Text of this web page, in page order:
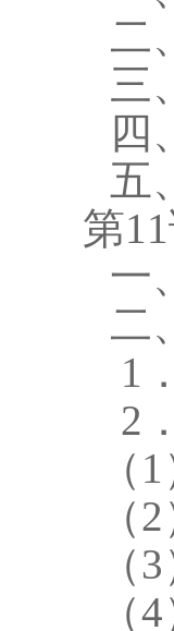
二
三
四
五
第
一
二
1
2
（
（
（
（